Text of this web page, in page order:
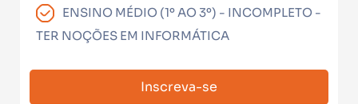
ENSINO MÉDIO (1º AO 3º) - INCOMPLETO -
TER NOÇÕES EM INFORMÁTICA
Inscreva-se